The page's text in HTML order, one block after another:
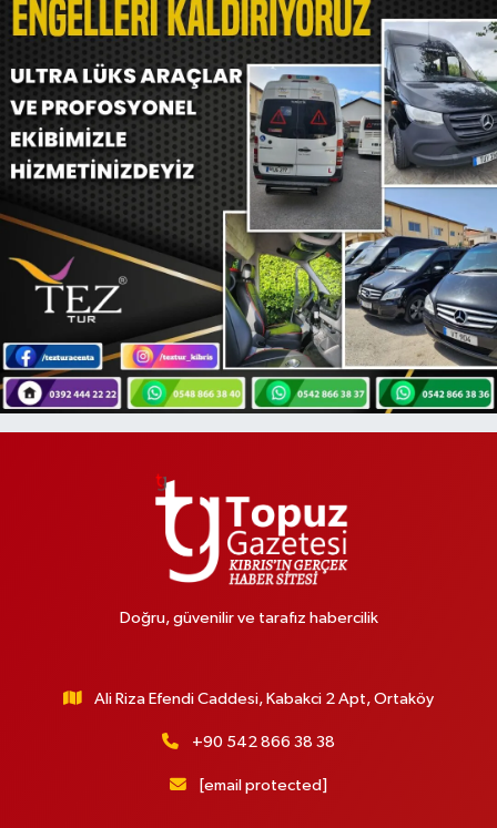
Doğru, güvenilir ve tarafız habercilik
Ali Riza Efendi Caddesi, Kabakci 2 Apt, Ortaköy
+90 542 866 38 38
[email protected]